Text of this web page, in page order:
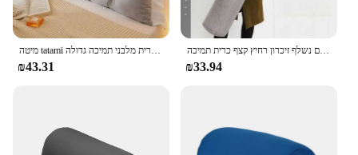
מיטה tatami ראש המיטה כרית שינה צוואר גוף מיטה רכה רכה כרית מלבני תמיכה גדולה bolster עיצוב חדר שינה
₪43.31
כריות גליל עבור רגליים יוגה רגליים נשלף זיכרון רחיץ קצף כרית תמיכה bolster צוואר הרחם
₪33.94